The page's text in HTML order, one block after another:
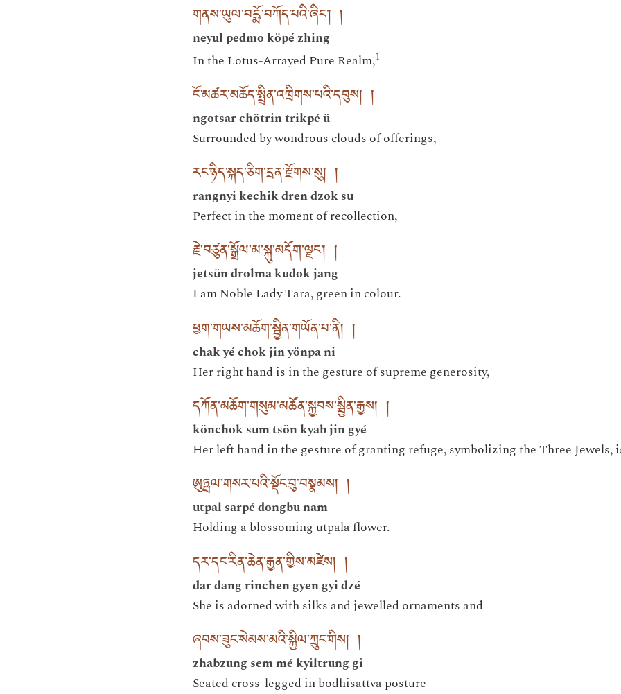
གནས་ཡུལ་བདྨོ་བཀོད་པའི་ཞིང་། །
neyul pedmo köpé zhing
In the Lotus-Arrayed Pure Realm,1
ངོ་མཚར་མཆོད་སྤྲིན་འཁྲིགས་པའི་དབུས། །
ngotsar chötrin trikpé ü
Surrounded by wondrous clouds of offerings,
རང་ཉིད་སྐད་ཅིག་དྲན་རྫོགས་སུ། །
rangnyi kechik dren dzok su
Perfect in the moment of recollection,
རྗེ་བཙུན་སྒྲོལ་མ་སྐུ་མདོག་ལྗང་། །
jetsün drolma kudok jang
I am Noble Lady Tārā, green in colour.
ཕྱག་གཡས་མཆོག་སྦྱིན་གཡོན་པ་ནི། །
chak yé chok jin yönpa ni
Her right hand is in the gesture of supreme generosity,
དཀོན་མཆོག་གསུམ་མཚོན་སྐྱབས་སྦྱིན་རྒྱས། །
könchok sum tsön kyab jin gyé
Her left hand in the gesture of granting refuge, symbolizing the Three Jewels,
ཨུཏྤལ་གསར་པའི་སྡོང་བུ་བསྣམས། །
utpal sarpé dongbu nam
Holding a blossoming utpala flower.
དར་དང་རིན་ཆེན་རྒྱན་གྱིས་མཛེས། །
dar dang rinchen gyen gyi dzé
She is adorned with silks and jewelled ornaments and
ཞབས་ཟུང་སེམས་མའི་སྐྱིལ་ཀྲུང་གིས། །
zhabzung sem mé kyiltrung gi
Seated cross-legged in bodhisattva posture